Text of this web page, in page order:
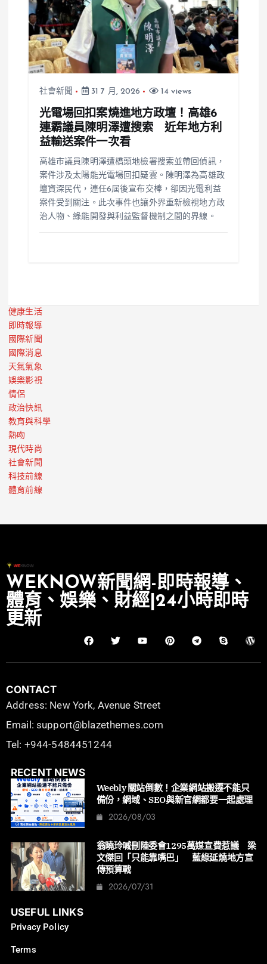
社會新聞 31 7 月, 2026 14 views
光電場回扣案燒進地方政壇！高雄6
連霸議員陳明澤遭搜索 近年地方利
益輸送案件一次看
高雄市議員陳明澤遭橋頭地檢署搜索並帶回偵訊，
案件涉及太陽能光電場回扣疑雲。陳明澤為高雄政
壇資深民代，連任6屆後宣布交棒，卻因光電利益
案件受到關注。此次事件也讓外界重新檢視地方政
治人物、綠能開發與利益監督機制之間的界線。
健康生活
即時報導
國際新聞
國際消息
天氣氣象
娛樂影視
情侶
政治快訊
教育與科學
熱吻
現代時尚
社會新聞
科技前線
體育前線
WEKNOW新聞網-即時報導、
體育、娛樂、財經|24小時即時
更新
CONTACT
Address: New York, Avenue Street
Email: support@blazethemes.com
Tel: +944-5484451244
RECENT NEWS
Weebly 關站倒數！企業網站搬遷不能只
備份，網域、SEO與新官網都要一起處理
2026/08/03
翁曉玲喊刪陸委會1295萬媒宣費惹議 梁
文傑回「只能靠嘴巴」 藍綠延燒地方宣
傳預算戰
2026/07/31
USEFUL LINKS
Privacy Policy
Terms